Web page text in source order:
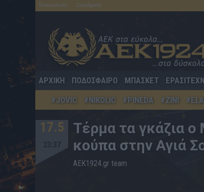
Επικοινωνία Διαφήμιση
ΑΡΧΙΚΗ ΠΟΔΟΣΦΑΙΡΟ ΜΠΑΣΚΕΤ
#JOVIC
#NIKOLIC #PINEDA #ZINI
17.5
Tέρμα τα γκάζια
κούπα στην Αγιά
AEK1924.gr team